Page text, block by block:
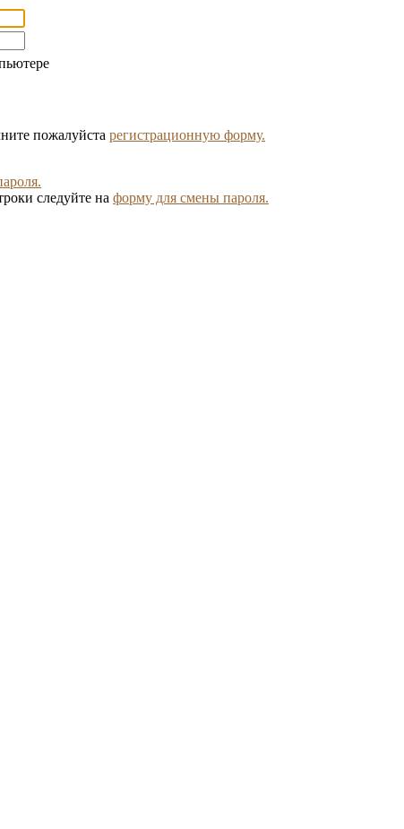
пожалуйста регистрационную форму.
следуйте на форму для смены пароля.